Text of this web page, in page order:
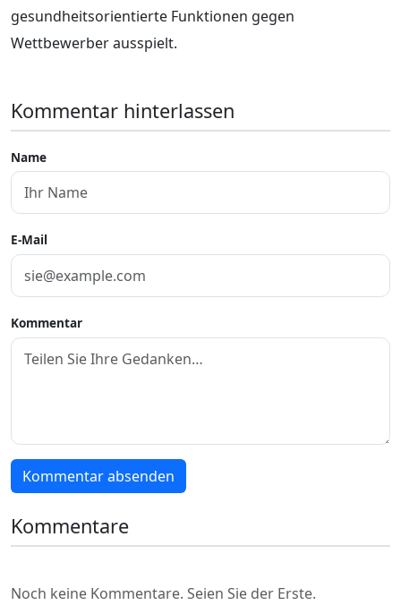
gesundheitsorientierte Funktionen gegen
Wettbewerber ausspielt.
Kommentar hinterlassen
Name
E-Mail
Kommentar
Kommentar absenden
Kommentare
Noch keine Kommentare. Seien Sie der Erste.